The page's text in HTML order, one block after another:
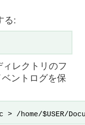
る:
ィレクトリのフ
ントログを保
home/$USER/